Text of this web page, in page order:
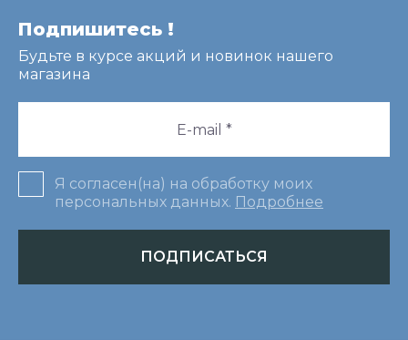
Подпишитесь !
Будьте в курсе акций и новинок нашего
магазина
Я согласен(на) на обработку моих
персональных данных. Подробнее
ПОДПИСАТЬСЯ